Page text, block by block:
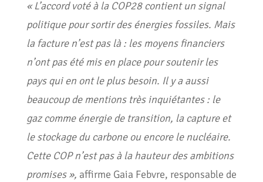
« L’accord voté à la COP28 contient un signal
politique pour sortir des énergies fossiles. Mais
la facture n’est pas là : les moyens financiers
n’ont pas été mis en place pour soutenir les
pays qui en ont le plus besoin. Il y a aussi
beaucoup de mentions très inquiétantes : le
gaz comme énergie de transition, la capture et
le stockage du carbone ou encore le nucléaire.
Cette COP n’est pas à la hauteur des ambitions
promises », affirme Gaia Febvre, responsable de